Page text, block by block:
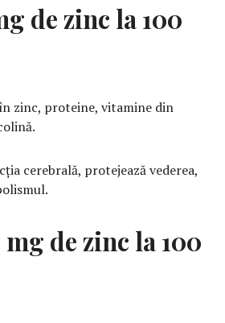
de zinc la 100
zinc, proteine, vitamine din
cerebrală, protejează vederea,
de zinc la 100